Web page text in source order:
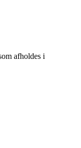
afholdes i